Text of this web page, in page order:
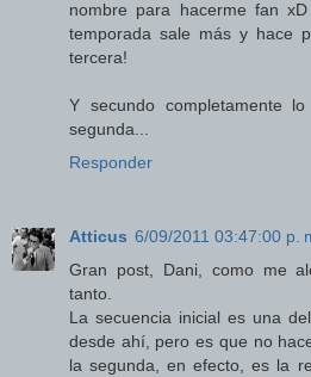
nombre para hacerme fan
temporada sale más y hace
tercera!
Y secundo completamente
segunda...
Responder
Atticus 6/09/2011 03:47:00 p.
Gran post, Dani, como me
tanto.
La secuencia inicial es una
desde ahí, pero es que no
la segunda, en efecto, es la